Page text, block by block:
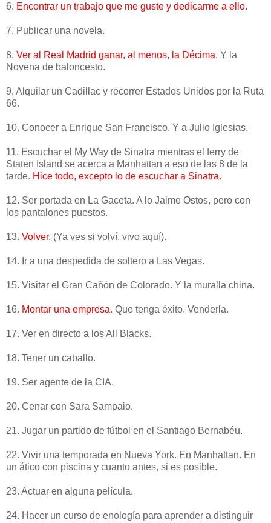
6. Encontrar un trabajo que me guste y dedicarme a ello.
7. Publicar una novela.
8. Ver al Real Madrid ganar, al menos, la Décima. Y la
Novena de baloncesto.
9. Alquilar un Cadillac y recorrer Estados Unidos por la Ruta
66.
10. Conocer a Enrique San Francisco. Y a Julio Iglesias.
11. Escuchar el My Way de Sinatra mientras el ferry de
Staten Island se acerca a Manhattan a eso de las 8 de la
tarde. Hice todo, excepto lo de escuchar a Sinatra.
12. Ser portada en La Gaceta. A lo Jaime Ostos, pero con
los pantalones puestos.
13. Volver. (Ya ves si volví, vivo aquí).
14. Ir a una despedida de soltero a Las Vegas.
15. Visitar el Gran Cañón de Colorado. Y la muralla china.
16. Montar una empresa. Que tenga éxito. Venderla.
17. Ver en directo a los All Blacks.
18. Tener un caballo.
19. Ser agente de la CIA.
20. Cenar con Sara Sampaio.
21. Jugar un partido de fútbol en el Santiago Bernabéu.
22. Vivir una temporada en Nueva York. En Manhattan. En
un ático con piscina y cuanto antes, si es posible.
23. Actuar en alguna película.
24. Hacer un curso de enología para aprender a distinguir